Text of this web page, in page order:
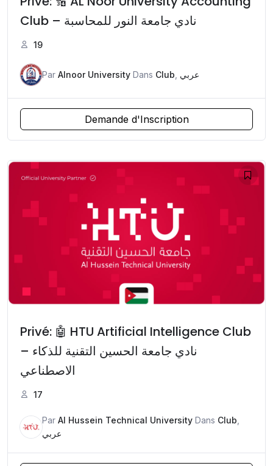
Club – نادي جامعة النور للمحاسبة
19
Par Alnoor University Dans Club عربي
Demande d'Inscription
Privé: 🤖 HTU Artificial Intelligence Club
– نادي جامعة الحسين التقنية للذكاء
الاصطناعي
17
Par Al Hussein Technical University Dans Club
عربي